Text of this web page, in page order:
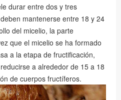
durar entre dos y tres
mantenerse entre 18 y 24
del micelio, la parte
que el micelio se ha formado
a la etapa de fructificación,
a alrededor de 15 a 18
de cuerpos fructíferos.